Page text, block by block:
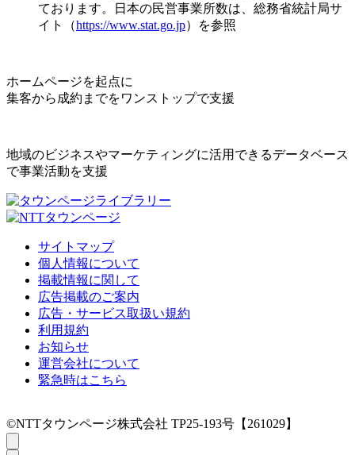
ております。日本の民営事業所数は、総務省統計局サ
イト（https://www.stat.go.jp）を参照
ホームページを起点に
集客から成約までをワンストップで支援
地域のビジネスやマーケティングに活用できるデータベース
で事業活動を支援
サイトマップ
個人情報について
掲載情報に関して
広告掲載のご案内
広告・サービス取扱い規約
利用規約
お知らせ
運営会社について
緊急時はこちら
©NTTタウンページ株式会社 TP25-193号【261029】